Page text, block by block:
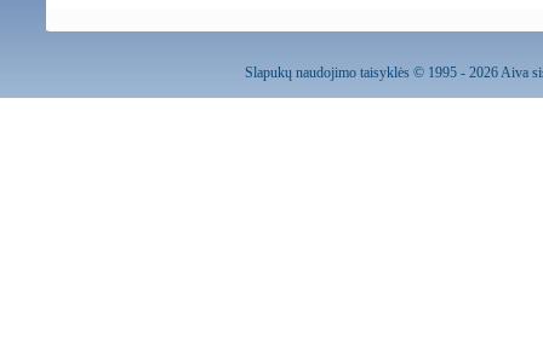
Slapukų naudojimo taisyklės© 1995 - 2026 Aiva